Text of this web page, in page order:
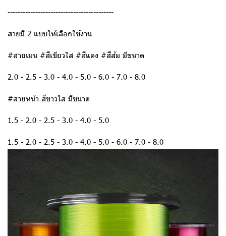
------------------------------------------
สายมี 2 แบบให้เลือกใช้งาน
#สายเมน #สีเขียวใส #สีแดง #สีส้ม มีขนาด
2.0 - 2.5 - 3.0 - 4.0 - 5.0 - 6.0 - 7.0 - 8.0
#สายหน้า สีขาวใส มีขนาด
1.5 - 2.0 - 2.5 - 3.0 - 4.0 - 5.0
1.5 - 2.0 - 2.5 - 3.0 - 4.0 - 5.0 - 6.0 - 7.0 - 8.0